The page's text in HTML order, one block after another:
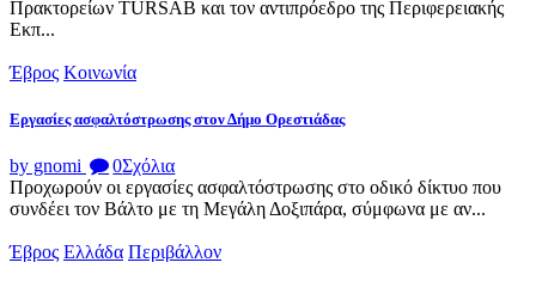
Πρακτορείων TÜRSAB και τον αντιπρόεδρο της Περιφερειακής
Εκπ...
Έβρος Κοινωνία
Εργασίες ασφαλτόστρωσης στον Δήμο Ορεστιάδας
by gnomi 0Σχόλια
Προχωρούν οι εργασίες ασφαλτόστρωσης στο οδικό δίκτυο που
συνδέει τον Βάλτο με τη Μεγάλη Δοξιπάρα, σύμφωνα με αν...
Έβρος Ελλάδα Περιβάλλον